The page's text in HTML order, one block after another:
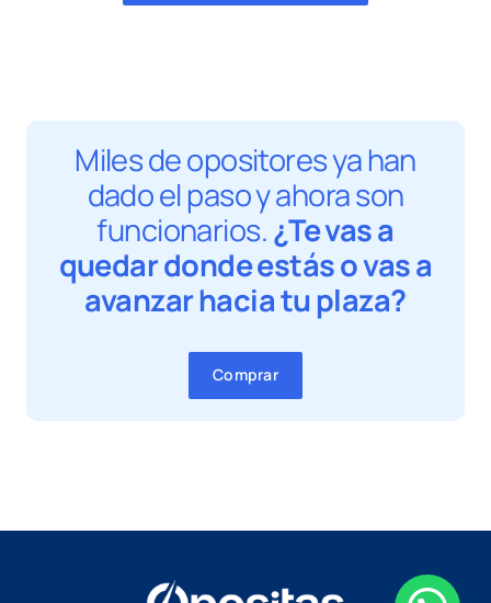
Miles de opositores ya han
dado el paso y ahora son
funcionarios.¿Te vas a
quedar donde estás o vas a
avanzar hacia tu plaza?
Comprar